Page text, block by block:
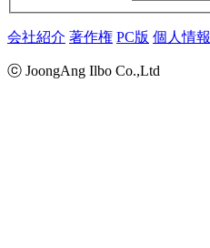
会社紹介 著作権 PC版 個人情報
ⓒ JoongAng Ilbo Co.,Ltd